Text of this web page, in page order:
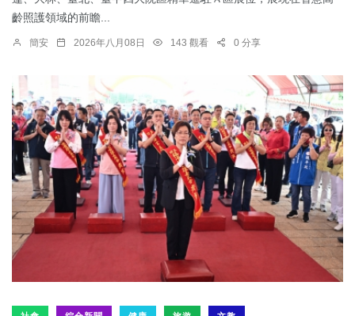
齡照護領域的前瞻...
簡安 2026年八月08日 143 觀看 0 分享